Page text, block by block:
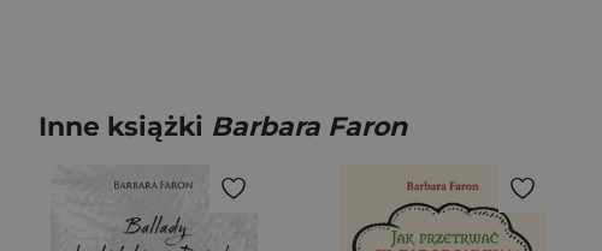
Inne książki Barbara Faron